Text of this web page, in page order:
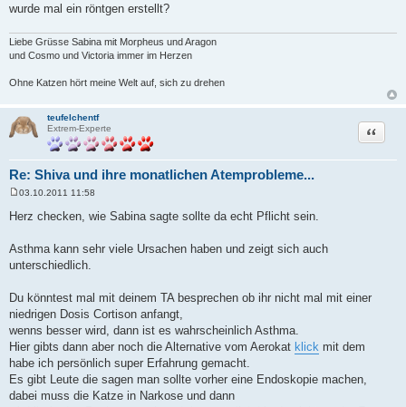
wurde mal ein röntgen erstellt?
Liebe Grüsse Sabina mit Morpheus und Aragon
und Cosmo und Victoria immer im Herzen
Ohne Katzen hört meine Welt auf, sich zu drehen
teufelchentf
Extrem-Experte
Re: Shiva und ihre monatlichen Atemprobleme...
Zitat
i
a
g
03.10.2011 11:58
Herz checken, wie Sabina sagte sollte da echt Pflicht sein.
Asthma kann sehr viele Ursachen haben und zeigt sich auch
unterschiedlich.
Du könntest mal mit deinem TA besprechen ob ihr nicht mal mit einer
niedrigen Dosis Cortison anfangt,
wenns besser wird, dann ist es wahrscheinlich Asthma.
Hier gibts dann aber noch die Alternative vom Aerokat klick mit dem
habe ich persönlich super Erfahrung gemacht.
Es gibt Leute die sagen man sollte vorher eine Endoskopie machen,
dabei muss die Katze in Narkose und dann